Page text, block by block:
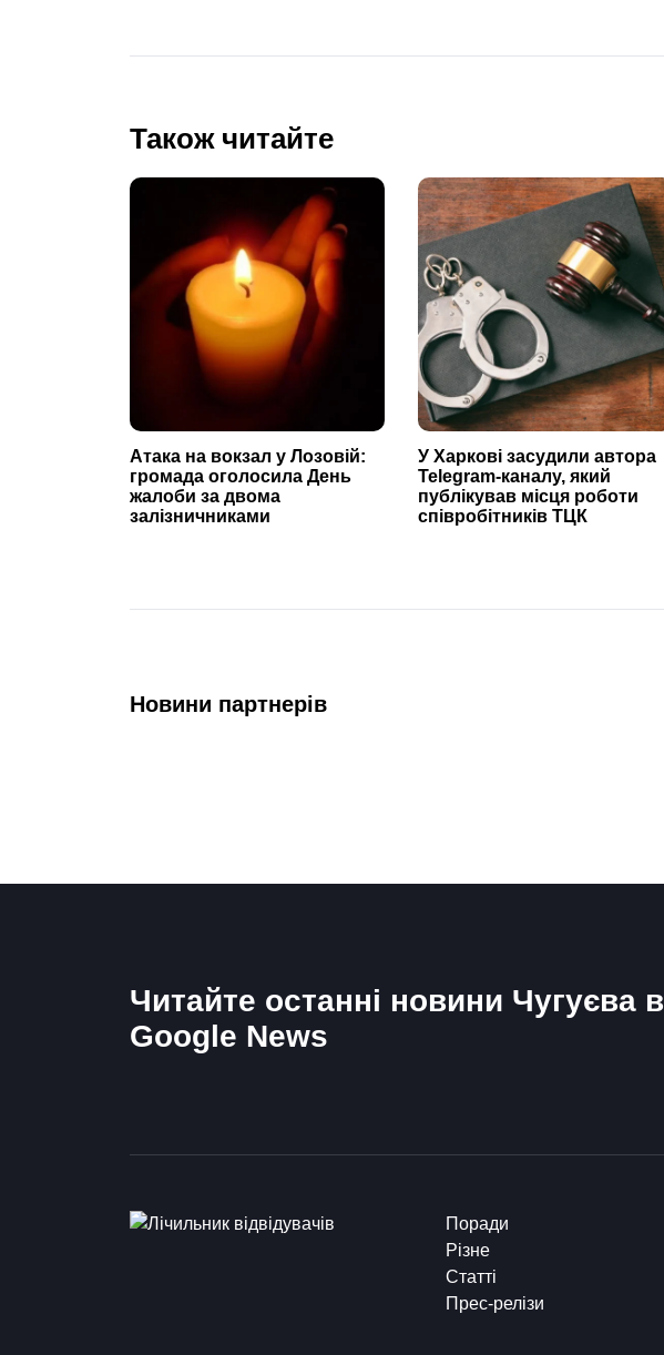
Також читайте
Атака на вокзал у Лозовій:
громада оголосила День
жалоби за двома
залізничниками
У Харкові засудили автора
Telegram-каналу, який
публікував місця роботи
співробітників ТЦК
Новини партнерів
Читайте останні новини Чугуєва в
Google News
Поради
Різне
Статті
Прес-релізи